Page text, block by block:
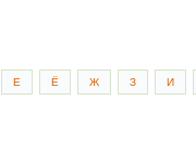
Е Ё Ж З И